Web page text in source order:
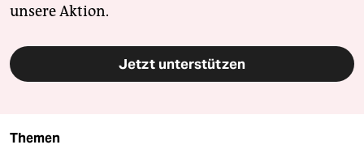
unsere Aktion.
Jetzt unterstützen
Themen